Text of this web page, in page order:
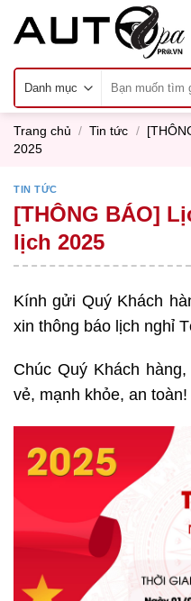
kiếm:
Trang chủ / Tin tức /
2025
TIN TỨC
[THÔNG BÁO]
lịch 2025
Kính gửi Quý Khách
xin thông báo lịch nghỉ
Chúc Quý Khách
vẻ, mạnh khỏe, an toàn!